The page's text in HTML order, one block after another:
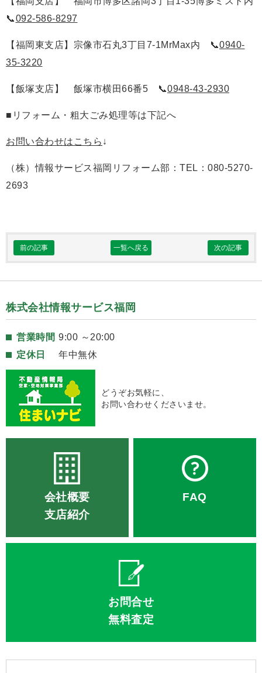
📞092-586-8297
【福岡東支店】宗像市石丸3丁目7-1MrMax内 📞0940-
35-3220
【飯塚支店】 飯塚市横田66番5 📞0948-43-2930
■リフォーム・粗大ごみ処理等は下記へ
お問い合わせはこちら ↓
（株）情報サービス福岡リフォーム部：TEL：080-5270-
2693
前の記事 一覧へ戻る 次の記事
株式会社情報サービス福岡
営業時間 9:00 ～20:00
定休日
年中無休
どうぞお気軽に、
お問い合わせくださいませ。
会社概要
支店紹介
FAQ
お問合せ
無料査定